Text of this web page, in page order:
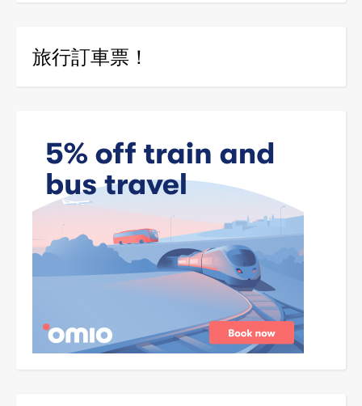
旅行訂車票！